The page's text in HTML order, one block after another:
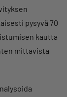
pysyvä 70
kautta
mittavista